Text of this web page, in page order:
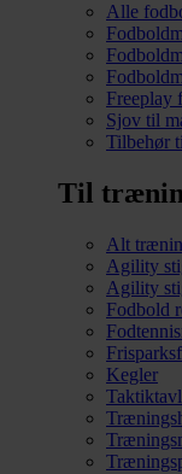
Alle
Freeplay
Sjov til
Tilbehør
Til
Alt
Agility
Agility
Fodbold
Kegler